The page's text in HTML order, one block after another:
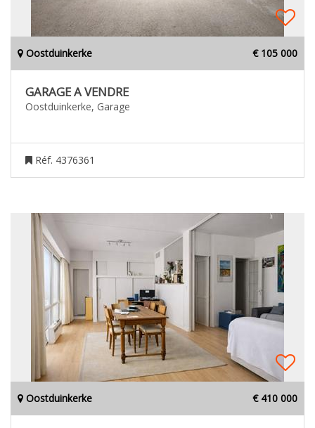
Oostduinkerke € 105 000
GARAGE A VENDRE
Oostduinkerke, Garage
Réf. 4376361
Oostduinkerke € 410 000